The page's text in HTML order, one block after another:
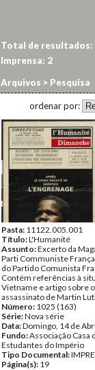
Arquivos > Pesquisa
Total de resultados:
Imprensa: 2
ordenar por:
Pasta: 11122.005.001
Título:L'Humanité
Assunto:Excerto da
Parti Communiste
do Partido Comunista
Contém referências à
Vietname e artigo sobre o
assassinato de Martin
Número: 1025 (163)
Série:Nova série
Data:Domingo, 14 de
Fundo:Associação Casa
Estudantes do Império
Tipo Documental:
Página(s): 19